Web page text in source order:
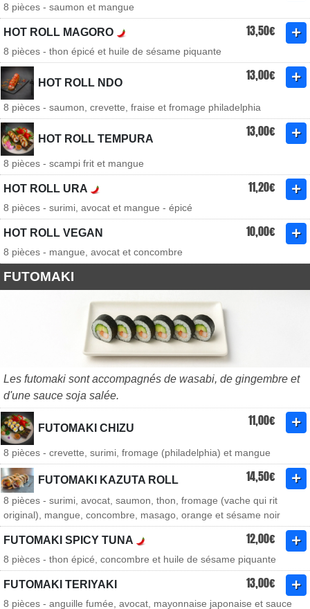
8 pièces - saumon et mangue
HOT ROLL MAGORO 13,50€
8 pièces - thon épicé et huile de sésame piquante
HOT ROLL NDO 13,00€
8 pièces - saumon, crevette, fraise et fromage philadelphia
HOT ROLL TEMPURA 13,00€
8 pièces - scampi frit et mangue
HOT ROLL URA 11,20€
8 pièces - surimi, avocat et mangue - épicé
HOT ROLL VEGAN 10,00€
8 pièces - mangue, avocat et concombre
FUTOMAKI
Les futomaki sont accompagnés de wasabi, de gingembre et
d'une sauce soja salée.
FUTOMAKI CHIZU 11,00€
8 pièces - crevette, surimi, fromage (philadelphia) et mangue
FUTOMAKI KAZUTA ROLL 14,50€
8 pièces - surimi, avocat, saumon, thon, fromage (vache qui rit
original), mangue, concombre, masago, orange et sésame noir
FUTOMAKI SPICY TUNA 12,00€
8 pièces - thon épicé, concombre et huile de sésame piquante
FUTOMAKI TERIYAKI 13,00€
8 pièces - anguille fumée, avocat, mayonnaise japonaise et sauce